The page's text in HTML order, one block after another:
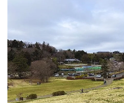
②子供が思い切り走り
6-3｜ ③初心者さんにも、お
7｜ 水の森公園キャンプ場の周
7-1｜ ヨークベニマル 上谷
7-2｜ みやぎ生協 ＢＲＡＮ
7-3｜ ＤＣＭ泉店